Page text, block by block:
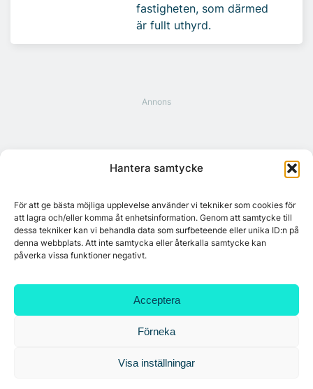
Hantera samtycke
För att ge bästa möjliga upplevelse använder vi tekniker som cookies för
att lagra och/eller komma åt enhetsinformation. Genom att samtycke till
dessa tekniker kan vi behandla data som surfbeteende eller unika ID:n på
denna webbplats. Att inte samtycka eller återkalla samtycke kan
påverka vissa funktioner negativt.
Acceptera
Förneka
Visa inställningar
fastigheten, som därmed
är fullt uthyrd.
Platzer utvecklar nytt logistikområde –
Arendal 5.0
7A återöppnar mötesvåning på Vasagatan